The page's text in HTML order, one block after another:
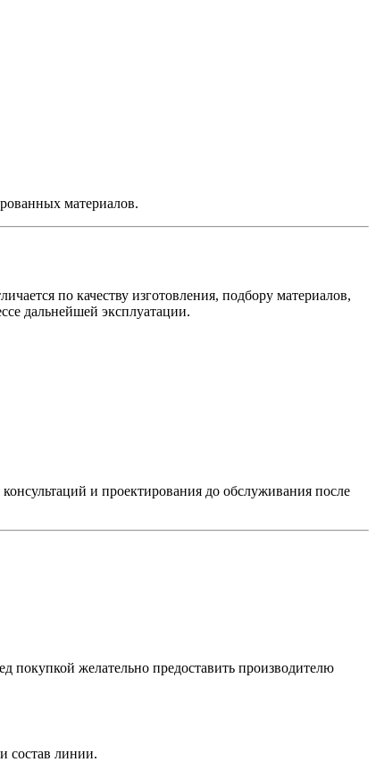
материалов.
по качеству изготовления, подбору материалов,
дальнейшей эксплуатации.
и проектирования до обслуживания после
покупкой желательно предоставить производителю
состав линии.